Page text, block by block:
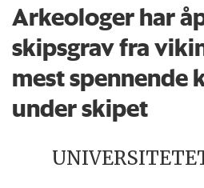
Arkeologer har
skipsgrav fra
mest spennende
under skipet